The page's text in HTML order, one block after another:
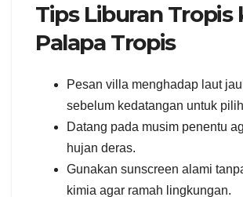
Tips Liburan Tropis
Palapa Tropis
Pesan villa menghadap laut
sebelum kedatangan untuk
Datang pada musim penentu
hujan deras.
Gunakan sunscreen alami
kimia agar ramah lingkungan.